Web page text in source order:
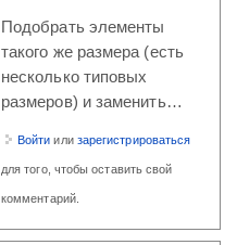
Подобрать элементы
такого же размера (есть
несколько типовых
размеров) и заменить…
Войти или зарегистрироваться
для того, чтобы оставить свой
комментарий.